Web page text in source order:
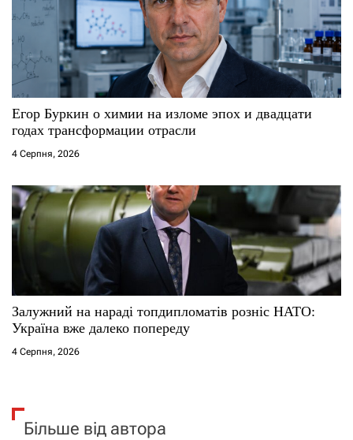
Егор Буркин о химии на изломе эпох и двадцати
годах трансформации отрасли
4 Серпня, 2026
Залужний на нараді топдипломатів розніс НАТО:
Україна вже далеко попереду
4 Серпня, 2026
Більше від автора